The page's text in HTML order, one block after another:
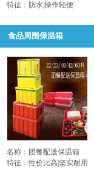
特征：防水|操作轻便
食品周围保温箱
名称：团餐配送保温箱
特征：性价比高|坚实耐用